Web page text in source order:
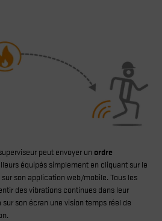
peut envoyer un ordre
équipés simplement en cliquant sur le
son application web/mobile. Tous les
des vibrations continues dans leur
son écran une vision temps réel de